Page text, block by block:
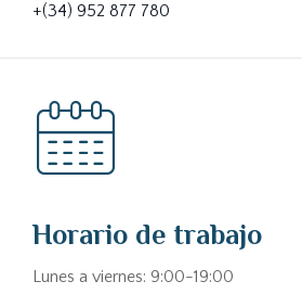
+(34) 952 877 780
Horario de trabajo
Lunes a viernes: 9:00-19:00